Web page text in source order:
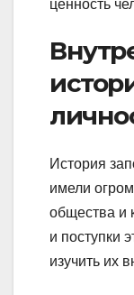
ценность
История
имели
общества и
и поступки
изучить их